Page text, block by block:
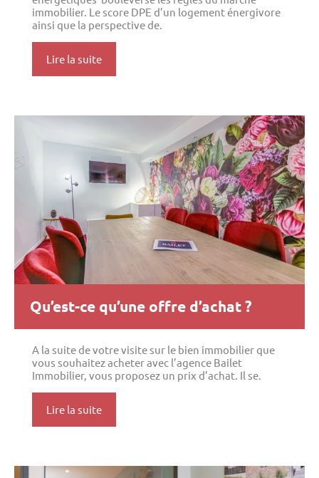
immobilier. Le score DPE d’un logement énergivore
ainsi que la perspective de.
Lire la suite
Qu’est-ce qu’une offre d’achat ?
A la suite de votre visite sur le bien immobilier que
vous souhaitez acheter avec l’agence Bailet
Immobilier, vous proposez un prix d’achat. Il se.
Lire la suite